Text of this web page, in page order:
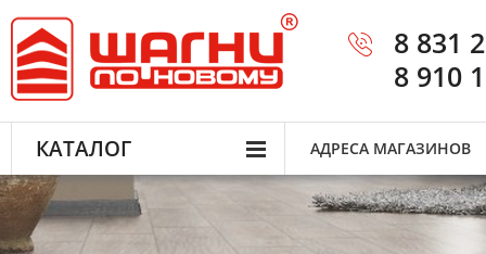
8 831
8 910
КАТАЛОГ АДРЕСА МАГАЗИНОВ